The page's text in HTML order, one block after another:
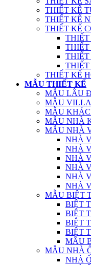
THIẾT KẾ
THIẾT KẾ
THIẾT KẾ
THIẾT
THIẾT KẾ
MẪU THIẾT KẾ
MẪU LÂU
MẪU VILLA
MẪU
MẪU NHÀ
MẪU NHÀ
NHÀ
NHÀ
NHÀ
NHÀ
NHÀ
NHÀ
MẪU BIỆT
BIỆT
BIỆT
BIỆT
BIỆT
MẪU
MẪU NHÀ
NHÀ